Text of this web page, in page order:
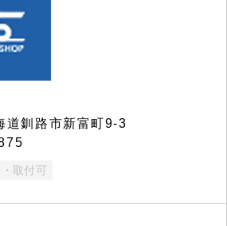
釧路市新富町9-3
取付可